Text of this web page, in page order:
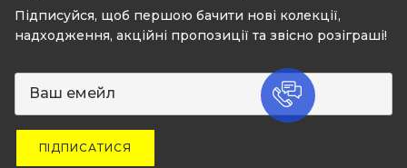
Підписуйся, щоб першою бачити нові колекції,
надходження, акційні пропозиції та звісно розіграші!
ПІДПИСАТИСЯ